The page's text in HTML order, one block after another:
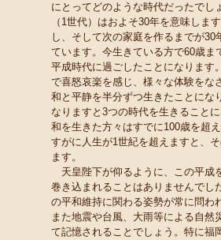
にとってどのような時代だったでし
（1世代）はおよそ30年を意味しま
し、そして次の家庭を作るまでが
ています。今生きている方で60歳ま
平成時代に過ごしたことになります
で喜怒哀楽を感じ、様々な体験をな
和と平静を半分ずつ生きたことにな
なりますと3つの時代を生きること
和を生きた方々はすでに100歳を超
すがに人生が1世紀を超えますと、
ます。
天皇陛下が仰るように、この平成
巻き込まれることはありませんでし
の平和維持に関わる姿勢が常に問わ
また地震や台風、大雨等による自然
て記憶されることでしょう。特に福